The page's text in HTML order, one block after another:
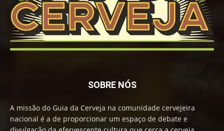
SOBRE NÓS
A missão do Guia da Cerveja na comunidade cervejeira
nacional é a de proporcionar um espaço de debate e